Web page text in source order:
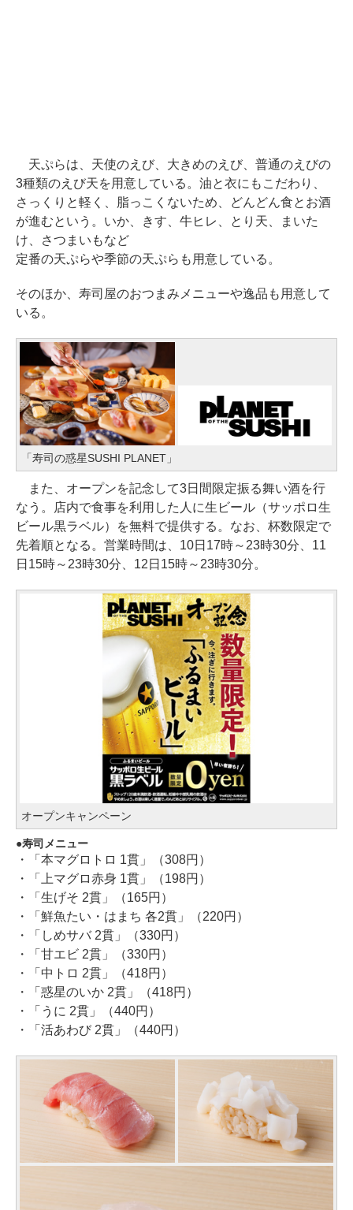
天ぷらは、天使のえび、大きめのえび、普通のえびの
3種類のえび天を用意している。油と衣にもこだわり、
さっくりと軽く、脂っこくないため、どんどん食とお酒
が進むという。いか、きす、牛ヒレ、とり天、まいた
け、さつまいもなど
定番の天ぷらや季節の天ぷらも用意している。
そのほか、寿司屋のおつまみメニューや逸品も用意して
いる。
「寿司の惑星SUSHI PLANET」
また、オープンを記念して3日間限定振る舞い酒を行
なう。店内で食事を利用した人に生ビール（サッポロ生
ビール黒ラベル）を無料で提供する。なお、杯数限定で
先着順となる。営業時間は、10日17時～23時30分、11
日15時～23時30分、12日15時～23時30分。
オープンキャンペーン
寿司メニュー
・「本マグロトロ 1貫」（308円）
・「上マグロ赤身 1貫」（198円）
・「生げそ 2貫」（165円）
・「鮮魚たい・はまち 各2貫」（220円）
・「しめサバ 2貫」（330円）
・「甘エビ 2貫」（330円）
・「中トロ 2貫」（418円）
・「惑星のいか 2貫」（418円）
・「うに 2貫」（440円）
・「活あわび 2貫」（440円）